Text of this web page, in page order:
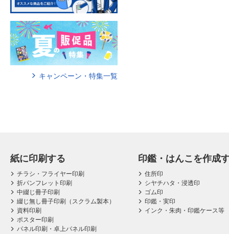
キャンペーン・特集一覧
紙に印刷する
チラシ・フライヤー印刷
折パンフレット印刷
中綴じ冊子印刷
綴じ無し冊子印刷（スクラム製本）
資料印刷
ポスター印刷
パネル印刷・卓上パネル印刷
印鑑・はんこを作成
住所印
シヤチハタ・浸透印
ゴム印
印鑑・実印
インク・朱肉・印鑑ケース等